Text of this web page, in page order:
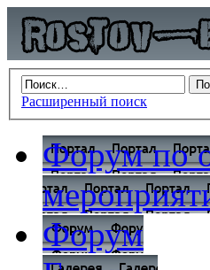
Расширенный поиск
Форум по
Форум